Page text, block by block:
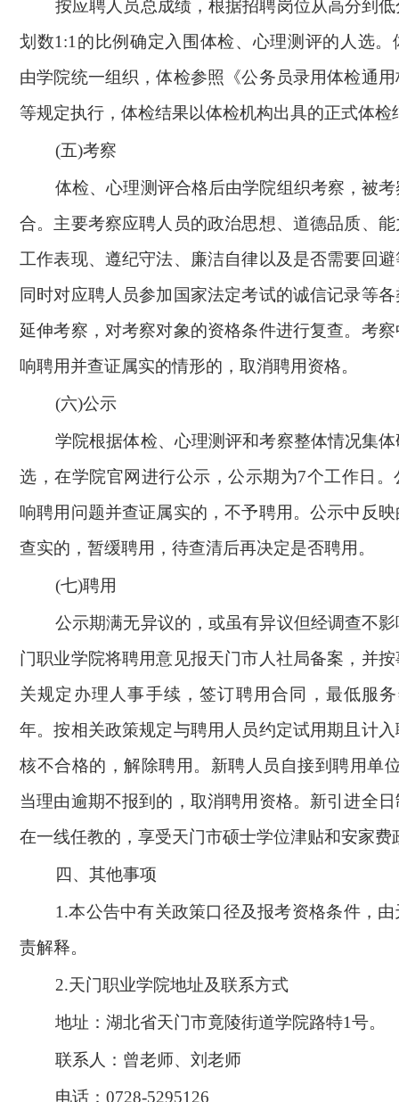
按应聘人员总成绩，根据招聘岗位从高分到
划数1:1的比例确定入围体检、心理测评的人选。
由学院统一组织，体检参照《公务员录用体检通
等规定执行，体检结果以体检机构出具的正式体检
(五)考察
体检、心理测评合格后由学院组织考察，被
合。主要考察应聘人员的政治思想、道德品质、
工作表现、遵纪守法、廉洁自律以及是否需要回
同时对应聘人员参加国家法定考试的诚信记录等
延伸考察，对考察对象的资格条件进行复查。考
响聘用并查证属实的情形的，取消聘用资格。
(六)公示
学院根据体检、心理测评和考察整体情况集
选，在学院官网进行公示，公示期为7个工作日
响聘用问题并查证属实的，不予聘用。公示中反
查实的，暂缓聘用，待查清后再决定是否聘用。
(七)聘用
公示期满无异议的，或虽有异议但经调查不
门职业学院将聘用意见报天门市人社局备案，并
关规定办理人事手续，签订聘用合同， 最低服
年。按相关政策规定与聘用人员约定试用期且计
核不合格的，解除聘用。新聘人员自接到聘用单
当理由逾期不报到的，取消聘用资格。新引进全
在一线任教的，享受天门市硕士学位津贴和安家费
四、其他事项
1.本公告中有关政策口径及报考资格条件，
责解释。
2.天门职业学院地址及联系方式
地址：湖北省天门市竟陵街道学院路特1号。
联系人：曾老师、刘老师
电话：0728-5295126